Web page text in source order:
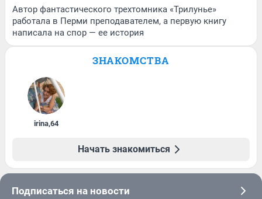
Автор фантастического трехтомника «Трилунье»
работала в Перми преподавателем, а первую книгу
написала на спор — ее история
ЗНАКОМСТВА
irina,64
Начать знакомиться
Подписаться на новости